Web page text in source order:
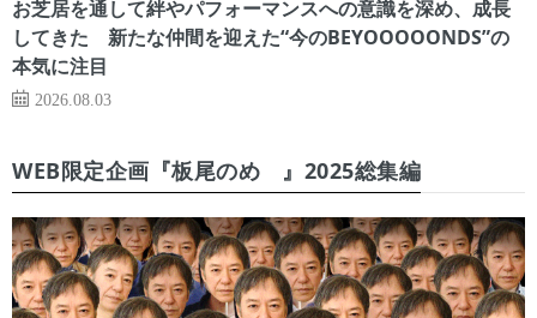
お芝居を通して絆やパフォーマンスへの意識を深め、成長
してきた 新たな仲間を迎えた“今のBEYOOOOONDS”の
本気に注目
2026.08.03
WEB限定企画『板尾のめ゙』2025総集編